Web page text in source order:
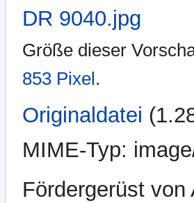
Größe dieser
853 Pixel.
Originaldatei
MIME-Typ:
Fördergerüst